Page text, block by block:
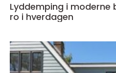
Lyddemping i moderne
ro i hverdagen